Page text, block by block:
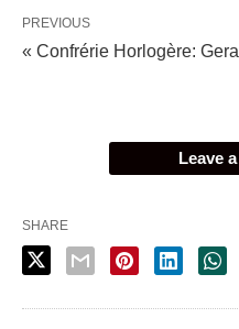
PREVIOUS
« Confrérie Horlogère:
Leave
SHARE